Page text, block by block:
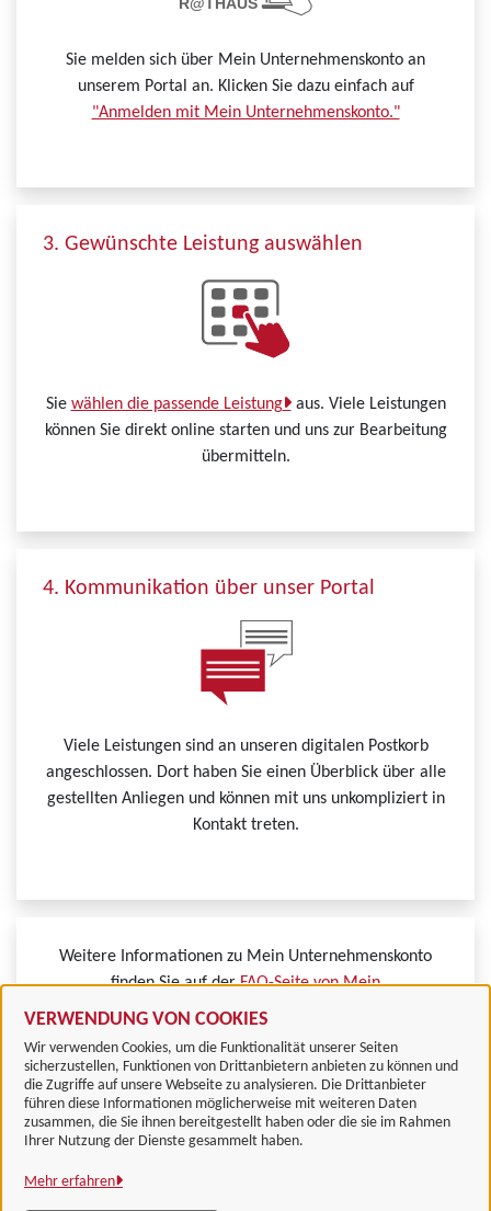
VERWENDUNG VON COOKIES
Wir verwenden Cookies, um die Funktionalität unserer Seiten
sicherzustellen, Funktionen von Drittanbietern anbieten zu können und
die Zugriffe auf unsere Webseite zu analysieren. Die Drittanbieter
führen diese Informationen möglicherweise mit weiteren Daten
zusammen, die Sie ihnen bereitgestellt haben oder die sie im Rahmen
Ihrer Nutzung der Dienste gesammelt haben.
Mehr erfahren
Sie melden sich über Mein Unternehmenskonto an
unserem Portal an. Klicken Sie dazu einfach auf
"Anmelden mit Mein Unternehmenskonto."
3. Gewünschte Leistung auswählen
Sie wählen die passende Leistung aus. Viele Leistungen
können Sie direkt online starten und uns zur Bearbeitung
übermitteln.
4. Kommunikation über unser Portal
Viele Leistungen sind an unseren digitalen Postkorb
angeschlossen. Dort haben Sie einen Überblick über alle
gestellten Anliegen und können mit uns unkompliziert in
Kontakt treten.
Weitere Informationen zu Mein Unternehmenskonto
finden Sie auf derFAQ-Seite von Mein
Unternehmenskonto.
Landkreis Göttingen
Alle Rechte vorbehalten